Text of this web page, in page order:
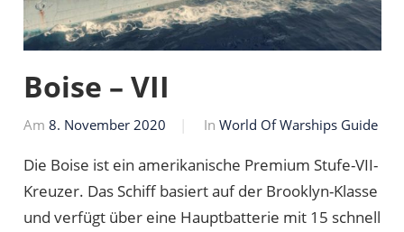
Boise – VII
Am 8. November 2020
Von
In World Of Warships Guide
Die Boise ist ein amerikanische Premium Stufe-VII-
Kreuzer. Das Schiff basiert auf der Brooklyn-Klasse
und verfügt über eine Hauptbatterie mit 15 schnell